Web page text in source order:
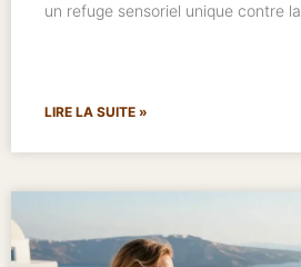
un refuge sensoriel unique contre la
LIRE LA SUITE »